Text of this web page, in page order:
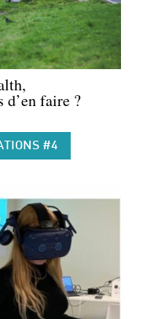
d’en faire ?
#4